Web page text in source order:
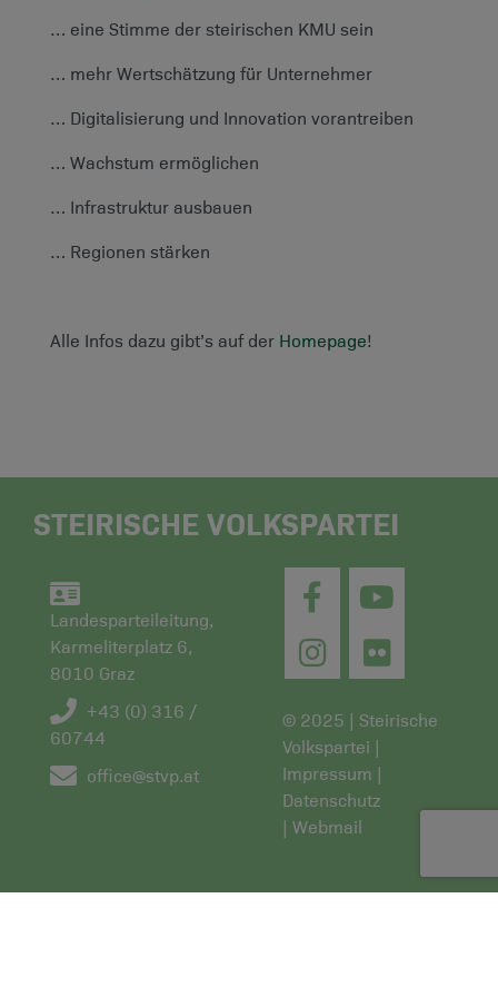
… eine Stimme der steirischen KMU sein
… mehr Wertschätzung für Unternehmer
… Digitalisierung und Innovation vorantreiben
… Wachstum ermöglichen
… Infrastruktur ausbauen
… Regionen stärken
Alle Infos dazu gibt’s auf der Homepage!
STEIRISCHE VOLKSPARTEI
Landesparteileitung,
Karmeliterplatz 6,
8010 Graz
+43 (0) 316 /
60744
office@stvp.at
© 2025 | Steirische
Volkspartei |
Impressum |
Datenschutz
| Webmail